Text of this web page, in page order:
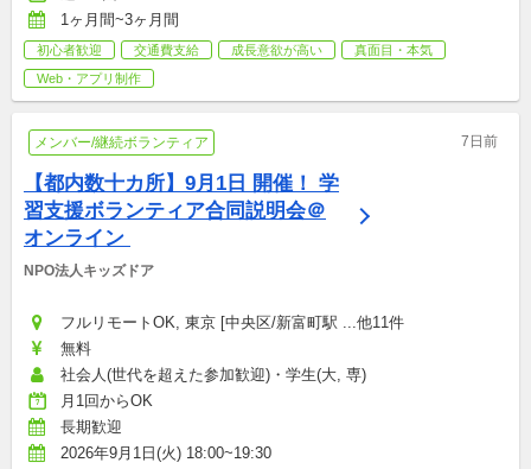
1ヶ月間~3ヶ月間
初心者歓迎 交通費支給 成長意欲が高い
真面目・本気
Web・アプリ制作
メンバー/継続ボランティア 7日前
【都内数十カ所】9月1日 開催！ 学
習支援ボランティア合同説明会＠
NPO法人キッズドア
フルリモートOK, 東京 [中央区/新富町駅 ...他11件
無料
社会人(世代を超えた参加歓迎)・学生(大, 専)
月1回からOK
長期歓迎
2026年9月1日(火) 18:00~19:30